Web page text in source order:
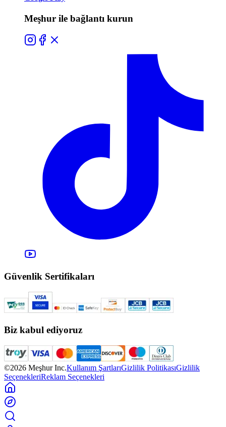
Meşhur ile bağlantı kurun
Güvenlik Sertifikaları
Biz kabul ediyoruz
©2026 Meşhur Inc.Kullanım ŞartlarıGizlilik PolitikasıGizlilik
SeçenekleriReklam Seçenekleri